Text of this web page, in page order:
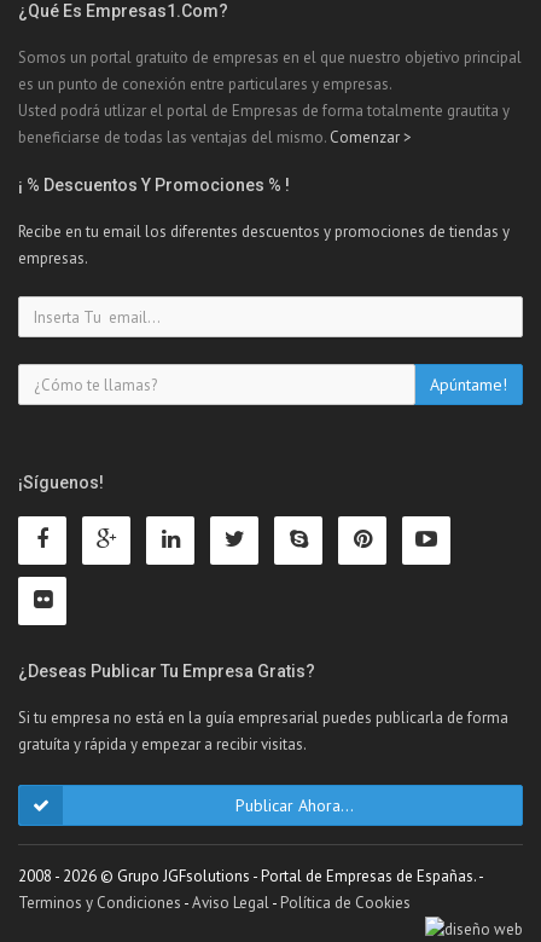
¿Qué Es Empresas1.com?
Somos un portal gratuito de empresas en el que nuestro objetivo principal
es un punto de conexión entre particulares y empresas.
Usted podrá utlizar el portal de Empresas de forma totalmente grautita y
beneficiarse de todas las ventajas del mismo. Comenzar >
¡ % Descuentos Y Promociones % !
Recibe en tu email los diferentes descuentos y promociones de tiendas y
empresas.
¡Síguenos!
¿Deseas Publicar Tu Empresa Gratis?
Si tu empresa no está en la guía empresarial puedes publicarla de forma
gratuíta y rápida y empezar a recibir visitas.
Publicar Ahora...
2008 - 2026 © Grupo JGFsolutions - Portal de Empresas de Españas. -
Terminos y Condiciones -Aviso Legal- Política de Cookies